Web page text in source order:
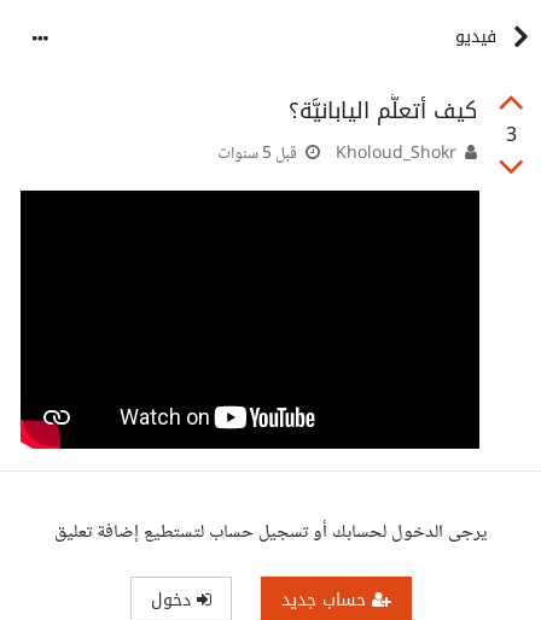
فيديو
3
كيف أتعلَّم اليابانيَّة؟
قبل 5 سنوات
يرجى الدخول لحسابك أو تسجيل حساب لتستطيع إضافة تعليق
حساب جديد دخول